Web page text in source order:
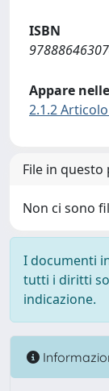
ISBN
Appare
2.1.2
File in
Non ci sono
I documenti
tutti i diritti
indicazione.